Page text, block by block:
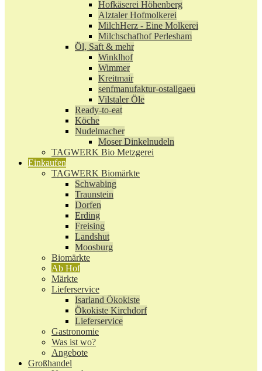
Hofkäserei Höhenberg
Alztaler Hofmolkerei
MilchHerz - Eine Molkerei
Milchschafhof Perlesham
Öl, Saft & mehr
Winklhof
Wimmer
Kreitmair
senfmanufaktur-ostallgaeu
Vilstaler Öle
Ready-to-eat
Köche
Nudelmacher
Moser Dinkelnudeln
TAGWERK Bio Metzgerei
Einkaufen
TAGWERK Biomärkte
Schwabing
Traunstein
Dorfen
Erding
Freising
Landshut
Moosburg
Biomärkte
Ab Hof
Märkte
Lieferservice
Isarland Ökokiste
Ökokiste Kirchdorf
Lieferservice
Gastronomie
Was ist wo?
Angebote
Großhandel